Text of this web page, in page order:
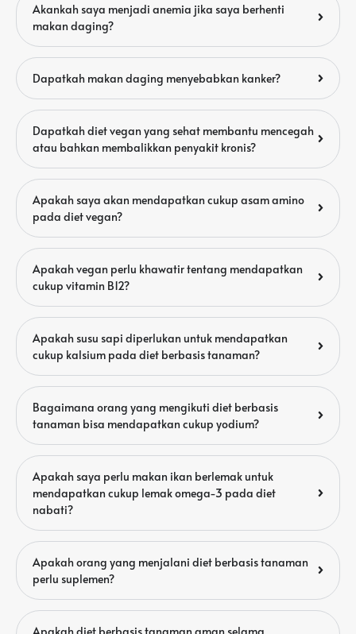
Akankah saya menjadi anemia jika saya berhenti
makan daging?
Dapatkah makan daging menyebabkan kanker?
Dapatkah diet vegan yang sehat membantu mencegah
atau bahkan membalikkan penyakit kronis?
Apakah saya akan mendapatkan cukup asam amino
pada diet vegan?
Apakah vegan perlu khawatir tentang mendapatkan
cukup vitamin B12?
Apakah susu sapi diperlukan untuk mendapatkan
cukup kalsium pada diet berbasis tanaman?
Bagaimana orang yang mengikuti diet berbasis
tanaman bisa mendapatkan cukup yodium?
Apakah saya perlu makan ikan berlemak untuk
mendapatkan cukup lemak omega-3 pada diet
nabati?
Apakah orang yang menjalani diet berbasis tanaman
perlu suplemen?
Apakah diet berbasis tanaman aman selama